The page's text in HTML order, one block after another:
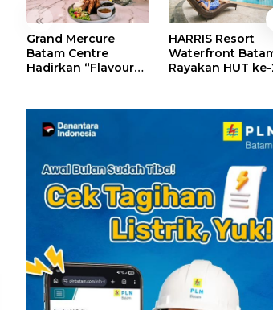
«
Grand Mercure
Batam Centre
Hadirkan “Flavours
dengan Cita Rasa
Kuliner Indonesia
HARRIS Resort
Waterfront
Rayakan HUT
24%